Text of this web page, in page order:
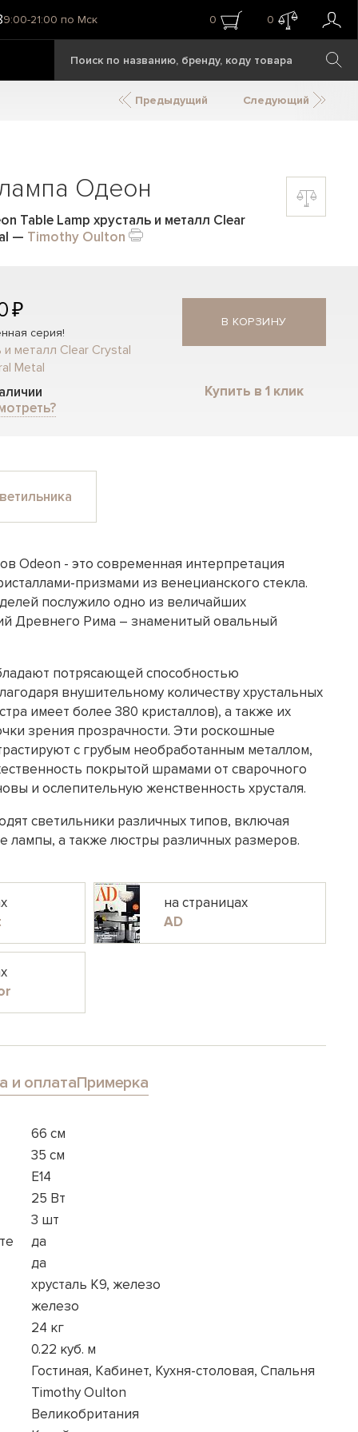
9:00-21:00 по Мск 0 0
Предыдущий Следующий
Одеон
Table Lamp хрусталь и металл Clear
— Timothy Oulton
₽
серия!
и металл Clear Crystal
Metal
В КОРЗИНУ
Купить в 1 клик
Odeon - это современная интерпретация
призмами из венецианского стекла.
послужило одно из величайших
Древнего Рима – знаменитый овальный
потрясающей способностью
внушительному количеству хрустальных
имеет более 380 кристаллов), а также их
зрения прозрачности. Эти роскошные
с грубым необработанным металлом,
покрытой шрамами от сварочного
и ослепительную женственность хрусталя.
светильники различных типов, включая
лампы, а также люстры различных размеров.
на страницах
AD
и оплатаПримерка
66 см
35 см
E14
25 Вт
3 шт
да
да
хрусталь K9, железо
железо
24 кг
0.22 куб. м
Гостиная, Кабинет, Кухня-столовая, Спальня
Timothy Oulton
Великобритания